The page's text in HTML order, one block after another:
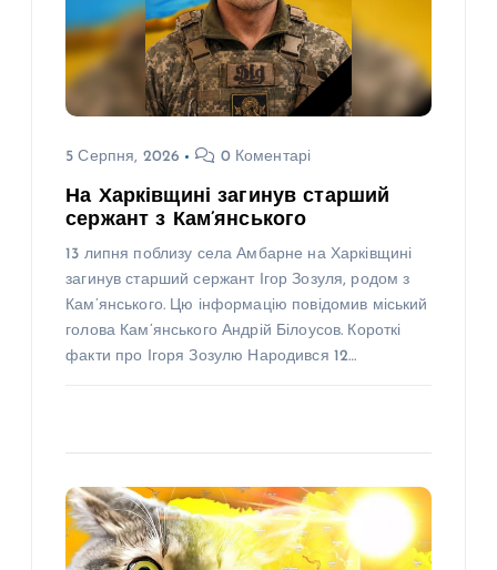
5 Серпня, 2026 0 Коментарі
На Харківщині загинув старший
сержант з Кам’янського
13 липня поблизу села Амбарне на Харківщині
загинув старший сержант Ігор Зозуля, родом з
Кам’янського. Цю інформацію повідомив міський
голова Кам’янського Андрій Білоусов. Короткі
факти про Ігоря Зозулю Народився 12…